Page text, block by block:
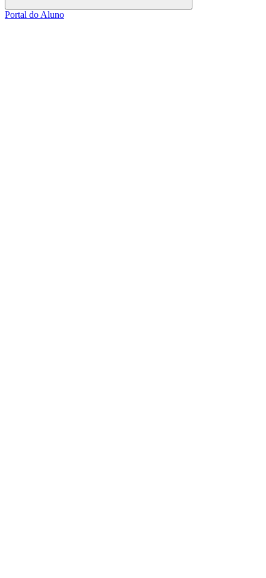
Buscar
Portal do Aluno